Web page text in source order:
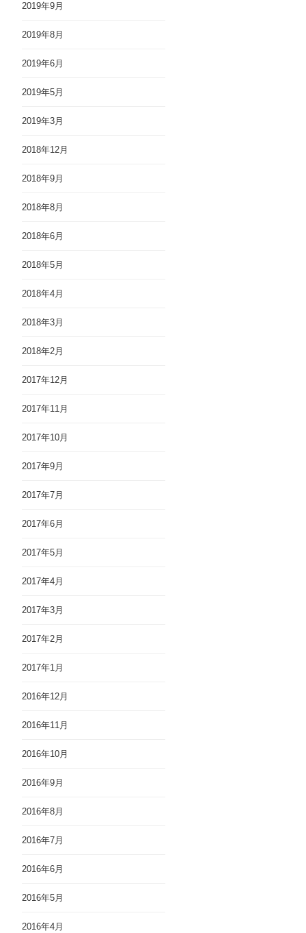
2019年9月
2019年8月
2019年6月
2019年5月
2019年3月
2018年12月
2018年9月
2018年8月
2018年6月
2018年5月
2018年4月
2018年3月
2018年2月
2017年12月
2017年11月
2017年10月
2017年9月
2017年7月
2017年6月
2017年5月
2017年4月
2017年3月
2017年2月
2017年1月
2016年12月
2016年11月
2016年10月
2016年9月
2016年8月
2016年7月
2016年6月
2016年5月
2016年4月